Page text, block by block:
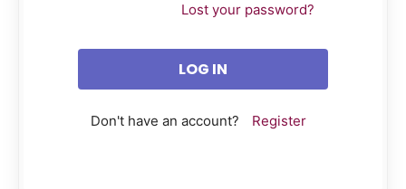
Lost your password?
Don't have an account? Register